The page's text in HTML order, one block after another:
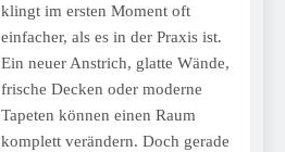
klingt im ersten Moment oft
einfacher, als es in der Praxis ist.
Ein neuer Anstrich, glatte Wände,
frische Decken oder moderne
Tapeten können einen Raum
komplett verändern. Doch gerade